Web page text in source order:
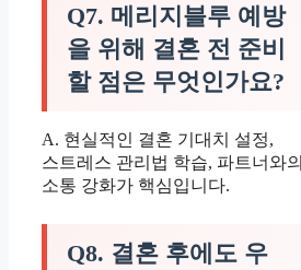
Q7. 메리지블루 예방
을 위해 결혼 전 준비
할 점은 무엇인가요?
A. 현실적인 결혼 기대치 설정,
스트레스 관리법 학습, 파트너와의
소통 강화가 핵심입니다.
Q8. 결혼 후에도 우